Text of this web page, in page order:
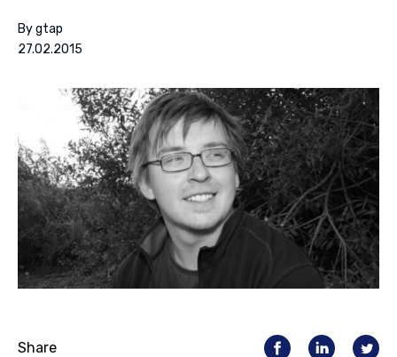
Bygtap
27.02.2015
Share